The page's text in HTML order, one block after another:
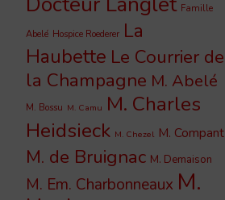
Famille
Abelé Hospice Roederer La
Haubette Le Courrier de
la Champagne M. Abelé
M. Bossu M. Camu M. Charles
Heidsieck M. Chezel M. Compant
M. de Bruignac M. Demaison
M. Em. Charbonneaux M.